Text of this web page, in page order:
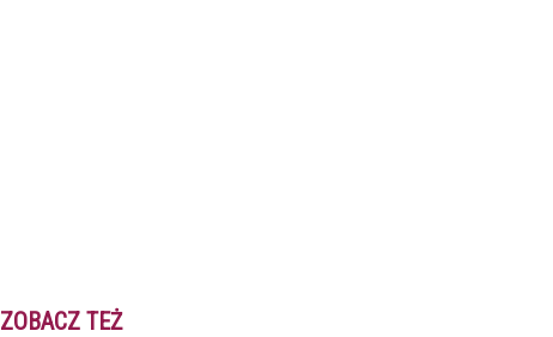
ZOBACZ TEŻ